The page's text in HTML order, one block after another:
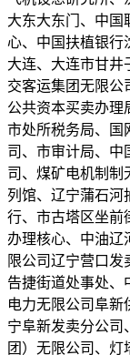
大东大东门、中国
心、中国扶植银行
大连、大连市甘井
交客运集团无限公
公共资本买卖办理
市处所税务局、国
司、市审计局、中
司、煤矿电机制制
列馆、辽宁蒲石河
行、市古塔区坐前
办理核心、中油辽
限公司辽宁营口
告捷街道处事处、
电力无限公司阜新
宁阜新发卖分公司
团）无限公司、